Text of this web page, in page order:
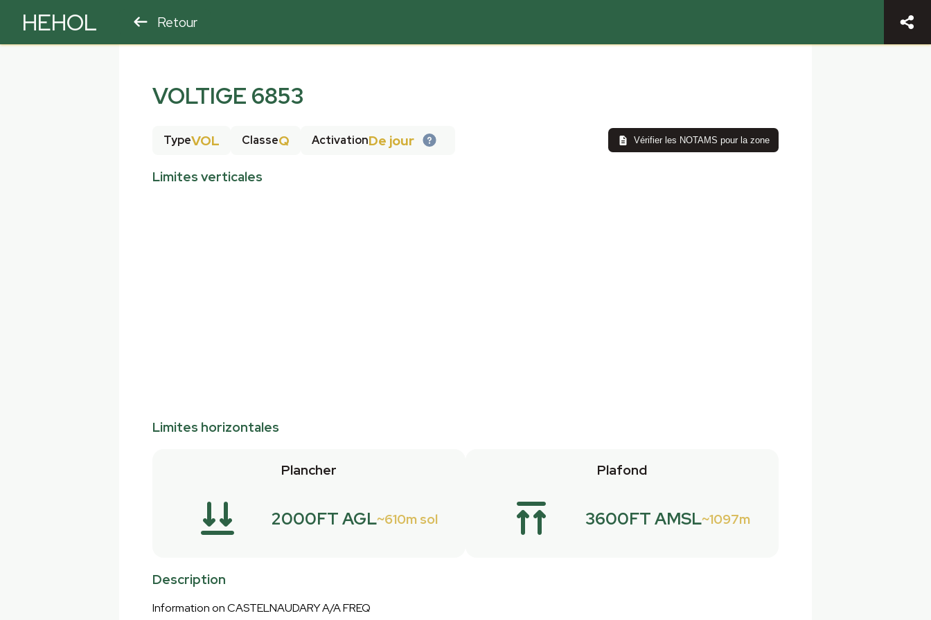
HEHOL Retour
VOLTIGE 6853
TypeVOL ClasseQ ActivationDe jour Vérifier les NOTAMS pour la zone
Limites verticales
Limites horizontales
Plancher
2000FT AGL 610m sol
Plafond
3600FT AMSL 1097m
Description
Information on CASTELNAUDARY A/A FREQ